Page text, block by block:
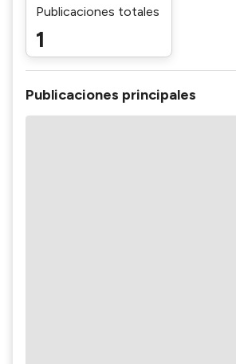
Publicaciones totales
1
Publicaciones principales